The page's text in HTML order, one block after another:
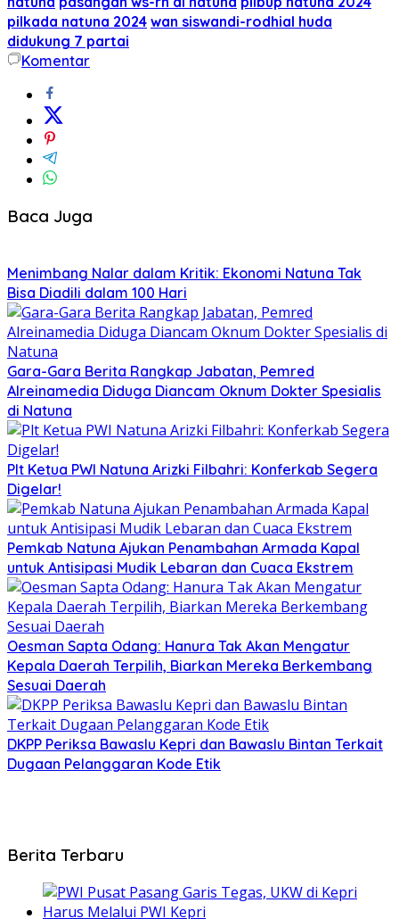
pilkada natuna 2024 wan siswandi-rodhial huda
didukung 7 partai
Komentar
Baca Juga
Menimbang Nalar dalam Kritik: Ekonomi Natuna Tak
Bisa Diadili dalam 100 Hari
Gara-Gara Berita Rangkap Jabatan, Pemred
Alreinamedia Diduga Diancam Oknum Dokter Spesialis
di Natuna
Plt Ketua PWI Natuna Arizki Filbahri: Konferkab Segera
Digelar!
Pemkab Natuna Ajukan Penambahan Armada Kapal
untuk Antisipasi Mudik Lebaran dan Cuaca Ekstrem
Oesman Sapta Odang: Hanura Tak Akan Mengatur
Kepala Daerah Terpilih, Biarkan Mereka Berkembang
Sesuai Daerah
DKPP Periksa Bawaslu Kepri dan Bawaslu Bintan Terkait
Dugaan Pelanggaran Kode Etik
Berita Terbaru